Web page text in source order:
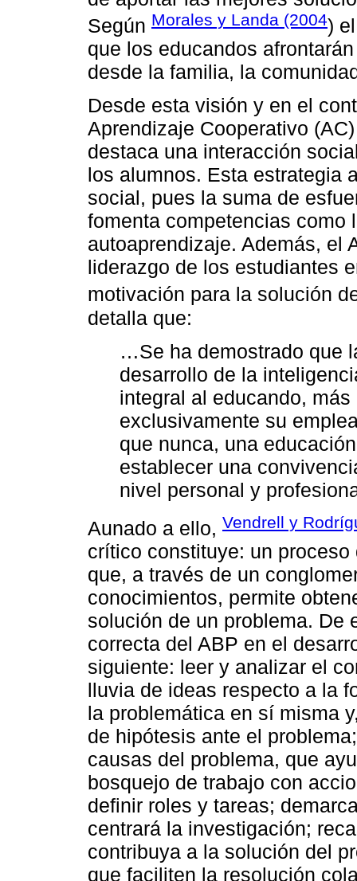
Según Morales y Landa (2004)
que los educandos
desde la familia, la
Desde esta visión y en el
Aprendizaje Cooperativo
destaca una interacción
los alumnos. Esta estrategia
social, pues la suma de
fomenta competencias como
autoaprendizaje. Además, el
liderazgo de los estudiantes
motivación para la solución
detalla que:
…Se ha demostrado que
desarrollo de la
integral al educando,
exclusivamente su
que nunca, una
establecer una
nivel personal y
Aunado a ello, Vendrell y
crítico constituye: un
que, a través de un
conocimientos, permite
solución de un problema. De
correcta del ABP en el
siguiente: leer y analizar el
lluvia de ideas respecto a la
la problemática en sí misma
de hipótesis ante el
causas del problema, que
bosquejo de trabajo con
definir roles y tareas;
centrará la investigación;
contribuya a la solución del
que faciliten la resolución